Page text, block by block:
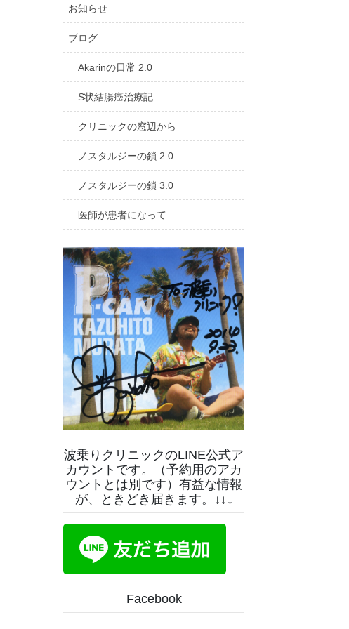
お知らせ
ブログ
Akarinの日常 2.0
S状結腸癌治療記
クリニックの窓辺から
ノスタルジーの鎖 2.0
ノスタルジーの鎖 3.0
医師が患者になって
波乗りクリニックのLINE公式ア
カウントです。（予約用のアカ
ウントとは別です）有益な情報
が、ときどき届きます。↓↓↓
Facebook